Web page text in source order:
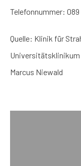
Telefonnummer: 089
Quelle: Klinik für
Universitätsklinikum
Marcus Niewald